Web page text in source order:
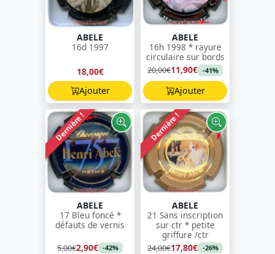
ABELE
16d 1997
18,00€
Ajouter
ABELE
16h 1998 * rayure
circulaire sur bords
20,00€11,90€ -41%
Ajouter
Dernière !
ABELE
17 Bleu foncé *
défauts de vernis
5,00€2,90€ -42%
Dernière !
ABELE
21 Sans inscription
sur ctr * petite
griffure /ctr
24,00€17,80€ -26%